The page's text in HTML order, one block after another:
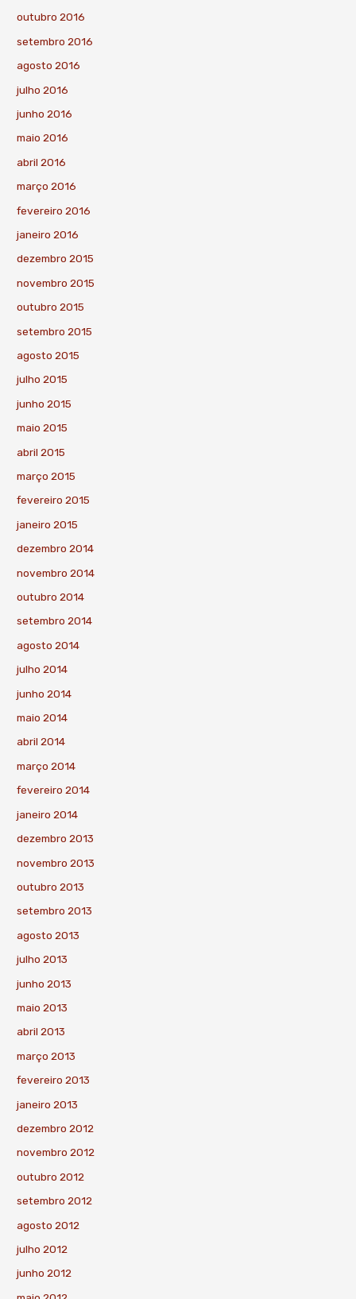
outubro 2016
setembro 2016
agosto 2016
julho 2016
junho 2016
maio 2016
abril 2016
março 2016
fevereiro 2016
janeiro 2016
dezembro 2015
novembro 2015
outubro 2015
setembro 2015
agosto 2015
julho 2015
junho 2015
maio 2015
abril 2015
março 2015
fevereiro 2015
janeiro 2015
dezembro 2014
novembro 2014
outubro 2014
setembro 2014
agosto 2014
julho 2014
junho 2014
maio 2014
abril 2014
março 2014
fevereiro 2014
janeiro 2014
dezembro 2013
novembro 2013
outubro 2013
setembro 2013
agosto 2013
julho 2013
junho 2013
maio 2013
abril 2013
março 2013
fevereiro 2013
janeiro 2013
dezembro 2012
novembro 2012
outubro 2012
setembro 2012
agosto 2012
julho 2012
junho 2012